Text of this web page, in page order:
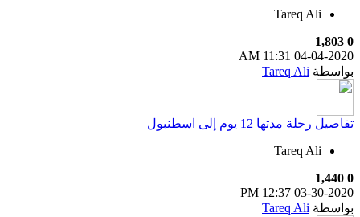
Tareq Ali
0
1,803
04-04-2020
11:31 AM
بواسطة Tareq Ali
تفاصيل رحلة مدتها 12 يوم إلى اسطنبول
Tareq Ali
0
1,440
03-30-2020
12:37 PM
بواسطة Tareq Ali